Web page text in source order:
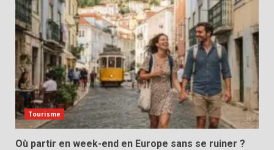
Tourisme
Où partir en week-end en Europe sans se ruiner ?